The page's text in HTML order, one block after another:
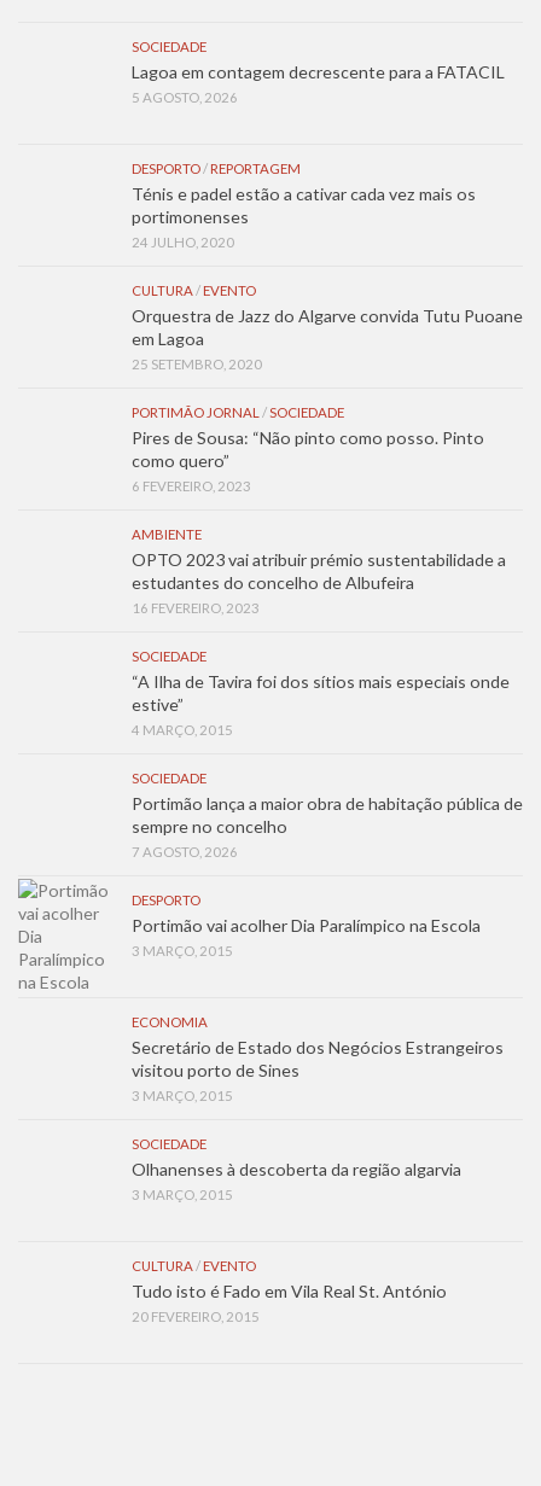
SOCIEDADE
Lagoa em contagem decrescente para a FATACIL
5 AGOSTO, 2026
DESPORTO/ REPORTAGEM
Ténis e padel estão a cativar cada vez mais os
portimonenses
24 JULHO, 2020
CULTURA/ EVENTO
Orquestra de Jazz do Algarve convida Tutu Puoane
em Lagoa
25 SETEMBRO, 2020
PORTIMÃO JORNAL /SOCIEDADE
Pires de Sousa: “Não pinto como posso. Pinto
como quero”
6 FEVEREIRO, 2023
AMBIENTE
OPTO 2023 vai atribuir prémio sustentabilidade a
estudantes do concelho de Albufeira
16 FEVEREIRO, 2023
SOCIEDADE
“A Ilha de Tavira foi dos sítios mais especiais onde
estive”
4 MARÇO, 2015
SOCIEDADE
Portimão lança a maior obra de habitação pública de
sempre no concelho
7 AGOSTO, 2026
DESPORTO
Portimão vai acolher Dia Paralímpico na Escola
3 MARÇO, 2015
ECONOMIA
Secretário de Estado dos Negócios Estrangeiros
visitou porto de Sines
3 MARÇO, 2015
SOCIEDADE
Olhanenses à descoberta da região algarvia
3 MARÇO, 2015
CULTURA/ EVENTO
Tudo isto é Fado em Vila Real St. António
20 FEVEREIRO, 2015